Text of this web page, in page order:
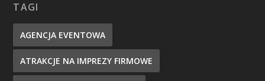
TAGI
AGENCJA EVENTOWA
ATRAKCJE NA IMPREZY FIRMOWE